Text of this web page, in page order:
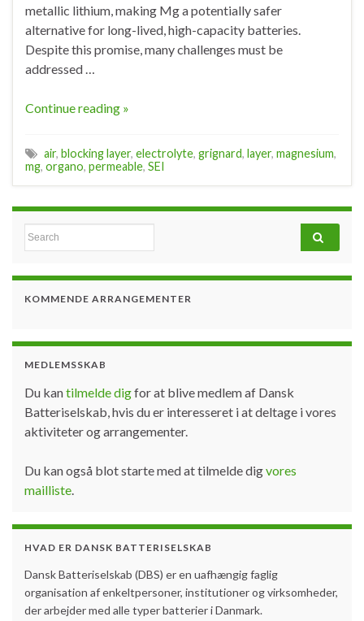
metallic lithium, making Mg a potentially safer
alternative for long-lived, high-capacity batteries.
Despite this promise, many challenges must be
addressed …
Continue reading »
air, blocking layer, electrolyte, grignard, layer, magnesium,
mg, organo, permeable, SEI
Search for:
KOMMENDE ARRANGEMENTER
MEDLEMSSKAB
Du kantilmelde digfor at blive medlem af Dansk
Batteriselskab, hvis du er interesseret i at deltage i vores
aktiviteter og arrangementer.
Du kan også blot starte med at tilmelde digvores
mailliste.
HVAD ER DANSK BATTERISELSKAB
Dansk Batteriselskab (DBS) er en uafhængig faglig
organisation af enkeltpersoner, institutioner og virksomheder,
der arbejder med alle typer batterier i Danmark.